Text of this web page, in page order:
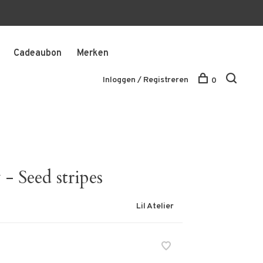
Cadeaubon Merken
Inloggen / Registreren 0
Seed stripes
Lil Atelier